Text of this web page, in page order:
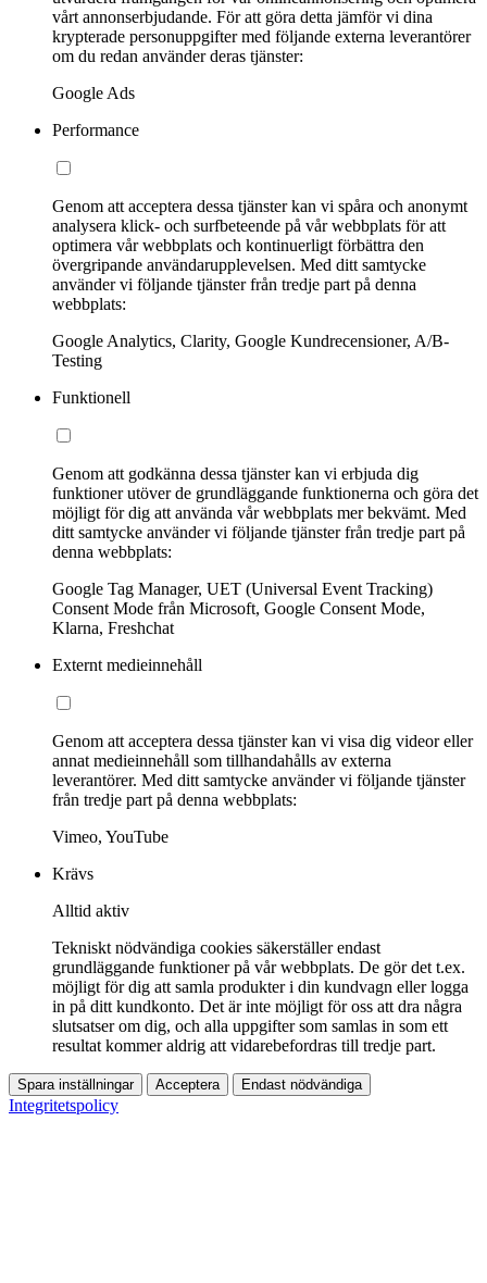
vårt annonserbjudande. För att göra detta jämför vi dina
krypterade personuppgifter med följande externa leverantörer
om du redan använder deras tjänster:
Google Ads
Performance
Genom att acceptera dessa tjänster kan vi spåra och anonymt
analysera klick- och surfbeteende på vår webbplats för att
optimera vår webbplats och kontinuerligt förbättra den
övergripande användarupplevelsen. Med ditt samtycke
använder vi följande tjänster från tredje part på denna
webbplats:
Google Analytics, Clarity, Google Kundrecensioner, A/B-
Testing
Funktionell
Genom att godkänna dessa tjänster kan vi erbjuda dig
funktioner utöver de grundläggande funktionerna och göra det
möjligt för dig att använda vår webbplats mer bekvämt. Med
ditt samtycke använder vi följande tjänster från tredje part på
denna webbplats:
Google Tag Manager, UET (Universal Event Tracking)
Consent Mode från Microsoft, Google Consent Mode,
Klarna, Freshchat
Externt medieinnehåll
Genom att acceptera dessa tjänster kan vi visa dig videor eller
annat medieinnehåll som tillhandahålls av externa
leverantörer. Med ditt samtycke använder vi följande tjänster
från tredje part på denna webbplats:
Vimeo, YouTube
Krävs
Alltid aktiv
Tekniskt nödvändiga cookies säkerställer endast
grundläggande funktioner på vår webbplats. De gör det t.ex.
möjligt för dig att samla produkter i din kundvagn eller logga
in på ditt kundkonto. Det är inte möjligt för oss att dra några
slutsatser om dig, och alla uppgifter som samlas in som ett
resultat kommer aldrig att vidarebefordras till tredje part.
Spara inställningar Acceptera Endast nödvändiga
Integritetspolicy